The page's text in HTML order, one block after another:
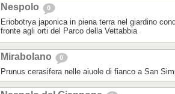
Nespolo 0
Eriobotrya japonica in piena terra nel giardino
fronte agli orti del Parco della Vettabbia
Mirabolano 0
Prunus cerasifera nelle aiuole di fianco a San